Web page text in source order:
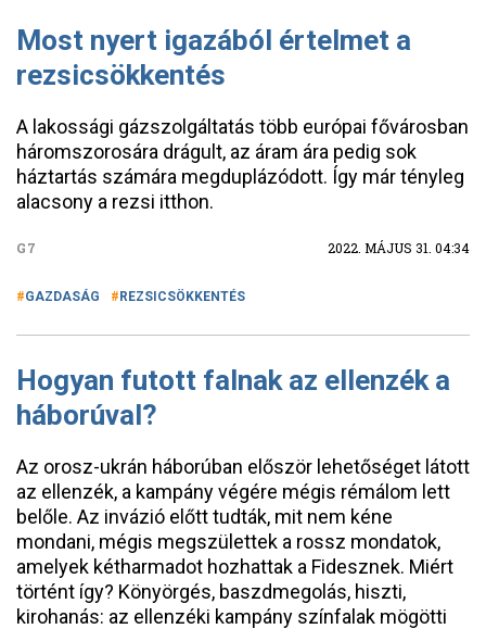
Most nyert igazából értelmet a
rezsicsökkentés
A lakossági gázszolgáltatás több európai fővárosban
háromszorosára drágult, az áram ára pedig sok
háztartás számára megduplázódott. Így már tényleg
alacsony a rezsi itthon.
G7 2022. MÁJUS 31. 04:34
GAZDASÁG REZSICSÖKKENTÉS
Hogyan futott falnak az ellenzék a
háborúval?
Az orosz-ukrán háborúban először lehetőséget látott
az ellenzék, a kampány végére mégis rémálom lett
belőle. Az invázió előtt tudták, mit nem kéne
mondani, mégis megszülettek a rossz mondatok,
amelyek kétharmadot hozhattak a Fidesznek. Miért
történt így? Könyörgés, baszdmegolás, hiszti,
kirohanás: az ellenzéki kampány színfalak mögötti